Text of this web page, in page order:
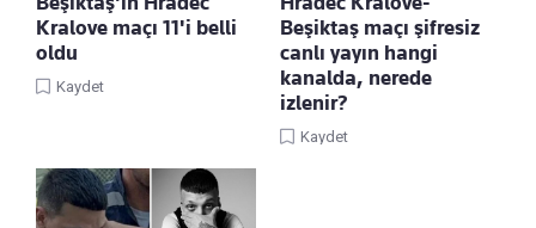
Kralove maçı 11'i belli
oldu
Kaydet
Beşiktaş maçı şifresiz
canlı yayın hangi
kanalda, nerede
izlenir?
Kaydet